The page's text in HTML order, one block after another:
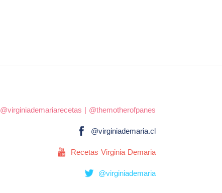
@virginiademariarecetas | @themotherofpanes
@virginiademaria.cl
Recetas Virginia Demaria
@virginiademaria